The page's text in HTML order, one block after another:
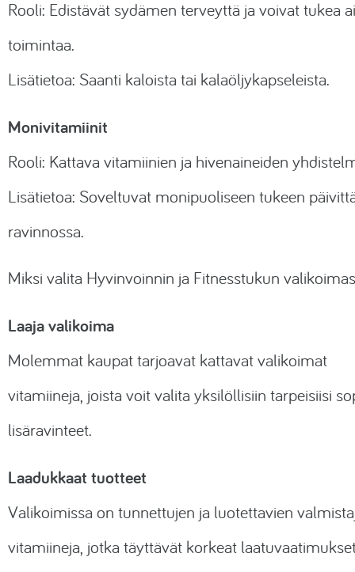
Rooli: Edistävät sydämen terveyttä ja voivat tukea
toimintaa.
Lisätietoa: Saanti kaloista tai kalaöljykapseleista.
Monivitamiinit
Rooli: Kattava vitamiinien ja hivenaineiden
Lisätietoa: Soveltuvat monipuoliseen tukeen
ravinnossa.
Miksi valita Hyvinvoinnin ja Fitnesstukun
Laaja valikoima
Molemmat kaupat tarjoavat kattavat valikoimat
vitamiineja, joista voit valita yksilöllisiin tarpeisiisi
lisäravinteet.
Laadukkaat tuotteet
Valikoimissa on tunnettujen ja luotettavien
vitamiineja, jotka täyttävät korkeat